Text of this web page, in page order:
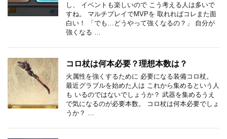
し、 イベントも楽しいので こう考える人は多いで
すね。 マルチプレイでMVPを 取れればコレまた面
白い！ 「でも…どうやって強くなるの？」 自分が
強くなる …
コロ杖は何本必要？理想本数は？
火属性を強くするために 必要になる装備コロ杖。
最近グラブルを始めた人は これから集めるという人
も いるのではないでしょうか？ 武器を集めるうえ
で気になるのが必要本数。 コロ杖は何本必要でしょ
うか？ …